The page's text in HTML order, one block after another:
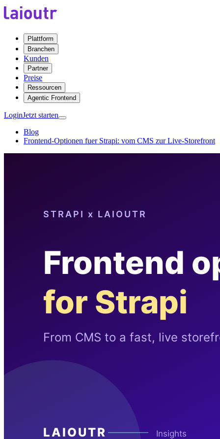
Plattform
Branchen
Kunden
Partner
Preise
Ressourcen
Agentic Frontend
LoginJetzt starten
Blog
Frontend-Optionen fuer Strapi: vom CMS zur Live-Storefront